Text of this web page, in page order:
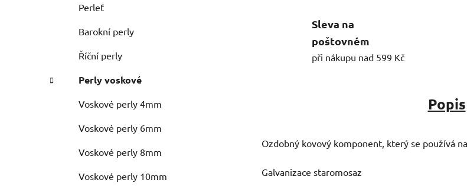
Perleť
Barokní perly
Říční perly
Perly voskové
Voskové perly 4mm
Voskové perly 6mm
Voskové perly 8mm
Voskové perly 10mm
Sleva na
poštovném
při nákupu nad 599 Kč
Popis
Ozdobný kovový komponent, který se používá
Galvanizace staromosaz